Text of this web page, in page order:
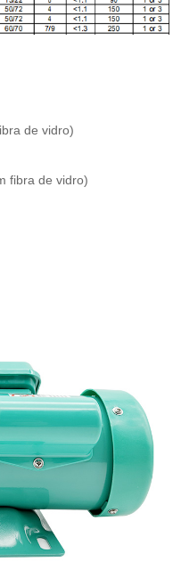
de vidro)
fibra de vidro)